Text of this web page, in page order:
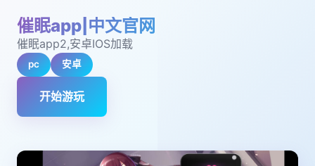
催眠app|中文官网
催眠app2,安卓IOS加载
pc 安卓
开始游玩